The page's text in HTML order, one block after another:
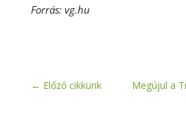
Forrás: vg.hu
← Előző cikkünk Megújul a